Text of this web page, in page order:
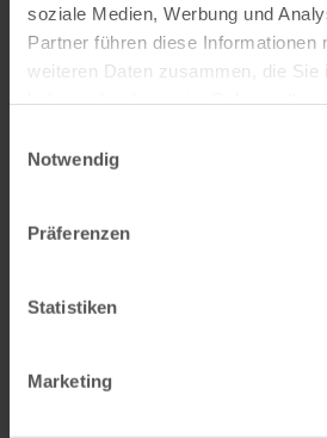
soziale Medien, Werbung und
Partner führen diese Informationen
weiteren Daten zusammen, die Sie
Notwendig
Präferenzen
Statistiken
Marketing